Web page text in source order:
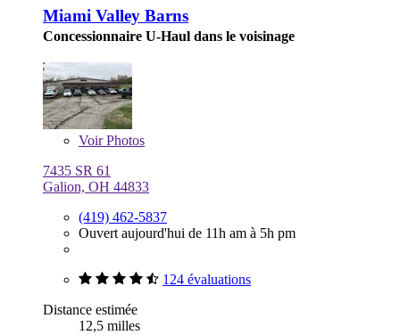
Miami Valley Barns
Concessionnaire U-Haul dans le voisinage
VoirPhotos
7435 SR 61
Galion, OH 44833
(419) 462-5837
Ouvert aujourd'hui de 11h am à 5h pm
124 évaluations
Distance estimée
12,5 milles